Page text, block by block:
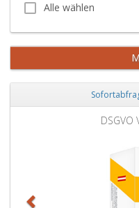
Alle wählen
Alle wählen
DSGVO